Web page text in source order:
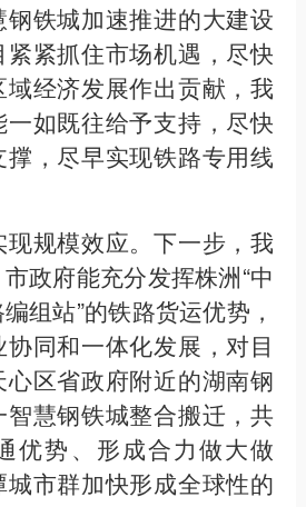
铁城加速推进的大建设
紧抓住市场机遇，尽快
经济发展作出贡献，我
如既往给予支持，尽快
，尽早实现铁路专用线
规模效应。下一步，我
政府能充分发挥株洲“中
组站”的铁路货运优势，
同和一体化发展，对目
区省政府附近的湖南钢
慧钢铁城整合搬迁，共
优势、形成合力做大做
市群加快形成全球性的